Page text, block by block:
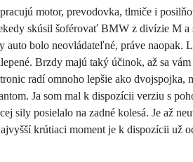
motor, prevodovka, tlmiče i
skúsil šoférovať BMW z divízie M a
bolo neovládateľné, práve naopak.
Brzdy majú taký účinok, až sa
radí omnoho lepšie ako dvojspojka,
Ja som mal k dispozícii verziu s
sily posielalo na zadné kolesá. Je až
krútiaci moment je k dispozícii už